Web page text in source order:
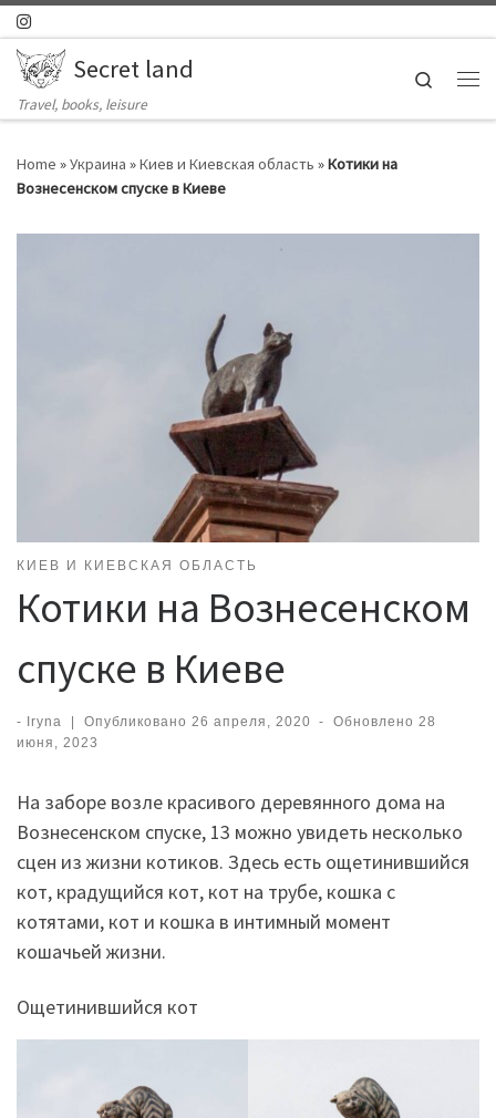
Skip to content
Secret land
Travel, books, leisure
Search
Home »Украина »Киев и Киевская область »Котики на
Вознесенском спуске в Киеве
КИЕВ И КИЕВСКАЯ ОБЛАСТЬ
Котики на Вознесенском
спуске в Киеве
- Iryna Опубликовано 26 апреля, 2020 - Обновлено28
июня, 2023
На заборе возле красивого деревянного дома на
Вознесенском спуске, 13 можно увидеть несколько
сцен из жизни котиков. Здесь есть ощетинившийся
кот, крадущийся кот, кот на трубе, кошка с
котятами, кот и кошка в интимный момент
кошачьей жизни.
Ощетинившийся кот